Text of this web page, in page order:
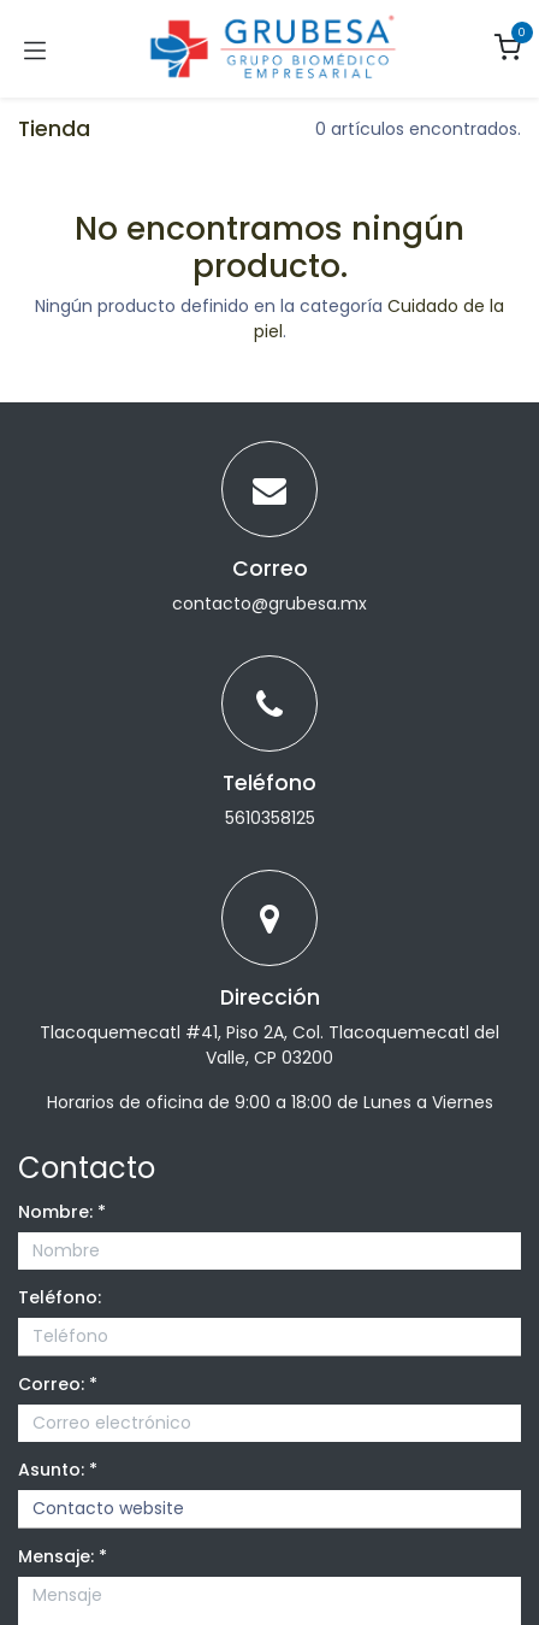
0
Tienda 0 artículos encontrados.
No encontramos ningún
producto.
Ningún producto definido en la categoría Cuidado de la
piel.
Correo
contacto@grubesa.mx
Teléfono
5610358125
Dirección
Tlacoquemecatl #41, Piso 2A, Col. Tlacoquemecatl del
Valle, CP 03200
Horarios de oficina de 9:00 a 18:00 de Lunes a Viernes
Contacto
Nombre: *
Teléfono:
Correo: *
Asunto: *
Mensaje: *